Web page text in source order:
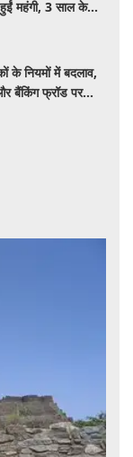
महंगी, 3 साल के
के नियमों में बदलाव,
बैंकिंग फ्रॉड पर